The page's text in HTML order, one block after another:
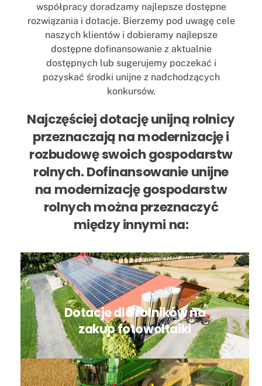
współpracy doradzamy najlepsze dostępne
rozwiązania i dotacje. Bierzemy pod uwagę cele
naszych klientów i dobieramy najlepsze
dostępne dofinansowanie z aktualnie
dostępnych lub sugerujemy poczekać i
pozyskać środki unijne z nadchodzących
konkursów.
Najczęściej dotację unijną rolnicy
przeznaczają na modernizację i
rozbudowę swoich gospodarstw
rolnych. Dofinansowanie unijne
na modernizację gospodarstw
rolnych można przeznaczyć
między innymi na:
Dotacje dla rolników na
zakup fotowoltaiki